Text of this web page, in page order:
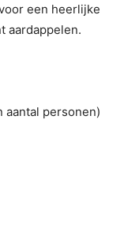
een heerlijke
aardappelen.
aantal personen)